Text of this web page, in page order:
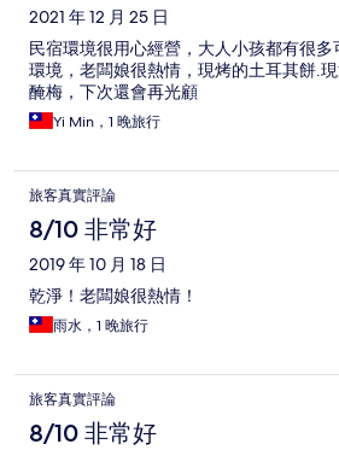
2021 年 12 月 25 日
民宿環境很用心經營，大人小孩都有很
環境，老闆娘很熱情，現烤的土耳其餅.
醃梅，下次還會再光顧
Yi Min，1 晚旅行
旅客真實評論
8/10 非常好
2019 年 10 月 18 日
乾淨！老闆娘很熱情！
雨水，1 晚旅行
旅客真實評論
8/10 非常好